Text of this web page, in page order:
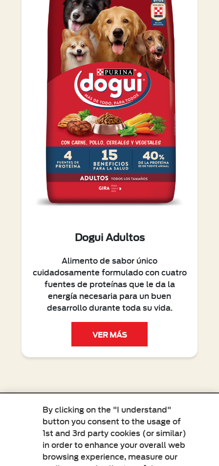
Dogui Adultos
Alimento de sabor único
cuidadosamente formulado con cuatro
fuentes de proteínas que le da la
energía necesaria para un buen
desarrollo durante toda su vida.
VER MÁS
15 BENEFICIOS
COMPROMETIDOS CON EL
PLANETA
By clicking on the "I understand"
button you consent to the usage of
1st and 3rd party cookies (or similar)
in order to enhance your overall web
browsing experience, measure our